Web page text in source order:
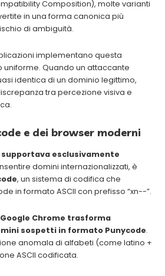
Composition), molte varianti
in una forma canonica più
di ambiguità.
implementano questa
uniforme. Quando un attaccante
identica di un dominio legittimo,
tra percezione visiva e
e dei browser moderni
supportava esclusivamente
domini internazionalizzati, è
, un sistema di codifica che
in formato ASCII con prefisso “xn--”.
Google Chrome trasforma
sospetti in formato Punycode.
anomala di alfabeti (come latino +
ASCII codificata.